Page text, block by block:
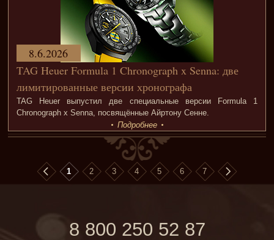
TAG Heuer Formula 1 Chronograph x Senna: две
лимитированные версии хронографа
TAG Heuer выпустил две специальные версии Formula 1
Chronograph x Senna, посвящённые Айртону Сенне.
8.6.2026
Подробнее
1 2 3 4 5 6 7
8 800 250 52 87